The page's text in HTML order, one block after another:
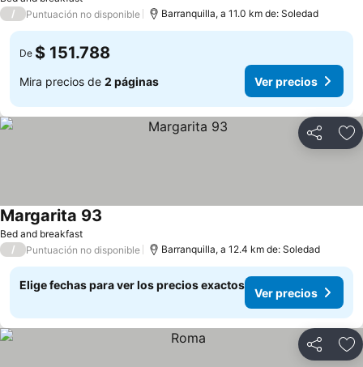
/ Puntuación no disponible Barranquilla, a 11.0 km de: Soledad
De $ 151.788
Mira precios de 2 páginas Ver precios
Compartir
Bed and breakfast
Margarita 93
/ Puntuación no disponible Barranquilla, a 12.4 km de: Soledad
Elige fechas para ver los precios exactos
Ver precios
Compartir